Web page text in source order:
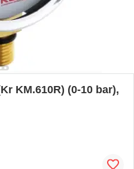
KM.610R) (0-10 bar),